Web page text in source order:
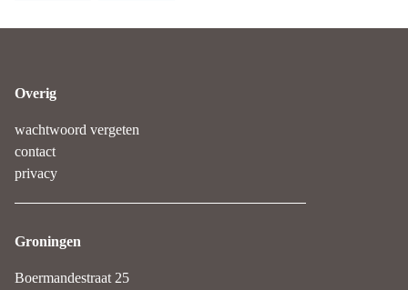
Overig
wachtwoord vergeten
contact
privacy
Groningen
Boermandestraat 25